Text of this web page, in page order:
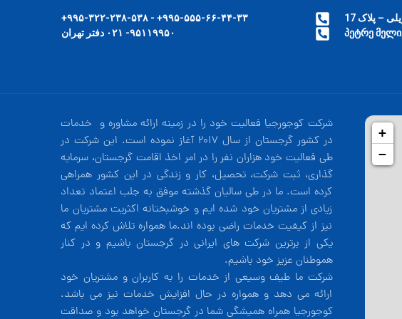
۹۹۵-۵۵۵-۶۶-۴۴-۳۳+ - ۹۹۵-۳۲۲-۲۳۸-۵۳۸+
۹۵۱۱۹۹۵۰- ۰۲۱ دفتر تهران
– پلاک 17
شرکت کوجورجیا فعالیت خود را در زمینه ارائه مشاوره و خدمات
در کشور گرجستان از سال 2017 آغاز نموده است. این شرکت در
طی فعالیت خود هزاران نفر را در امر اخذ اقامت گرجستان، سرمایه
گذاری، ثبت شرکت، تحصیل، کار و زندگی در این کشور همراهی
کرده است. ما در طی سالیان گذشته موفق به جلب اعتماد تعداد
زیادی از مشتریان خود شده ایم و خوشبختانه اکثریت مشتریان ما
نیز از کیفیت خدمات راضی بوده اند.ما همواره تلاش کرده ایم که
یکی از برترین شرکت های ایرانی در گرجستان باشیم و در کنار
هموطنان عزیز خود باشیم.
شرکت ما طیف وسیعی از خدمات را به کاربران و مشتریان خود
ارائه می دهد و همواره در حال افزایش خدمات نیز می باشد.
کوجورجیا همراه همیشگی شما در گرجستان خواهد بود و صداقت
+
−